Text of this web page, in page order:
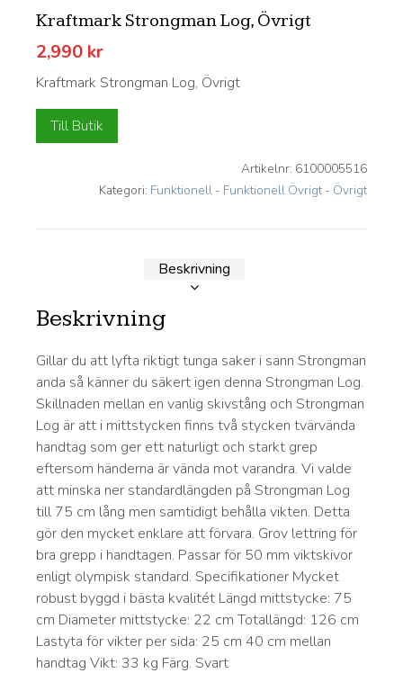
Kraftmark Strongman Log, Övrigt
2,990 kr
Kraftmark Strongman Log, Övrigt
Till Butik
Artikelnr: 6100005516
Kategori: Funktionell - Funktionell Övrigt - Övrigt
Beskrivning
Beskrivning
Gillar du att lyfta riktigt tunga saker i sann Strongman
anda så känner du säkert igen denna Strongman Log.
Skillnaden mellan en vanlig skivstång och Strongman
Log är att i mittstycken finns två stycken tvärvända
handtag som ger ett naturligt och starkt grep
eftersom händerna är vända mot varandra. Vi valde
att minska ner standardlängden på Strongman Log
till 75 cm lång men samtidigt behålla vikten. Detta
gör den mycket enklare att förvara. Grov lettring för
bra grepp i handtagen. Passar för 50 mm viktskivor
enligt olympisk standard. Specifikationer Mycket
robust byggd i bästa kvalitét Längd mittstycke: 75
cm Diameter mittstycke: 22 cm Totallängd: 126 cm
Lastyta för vikter per sida: 25 cm 40 cm mellan
handtag Vikt: 33 kg Färg. Svart